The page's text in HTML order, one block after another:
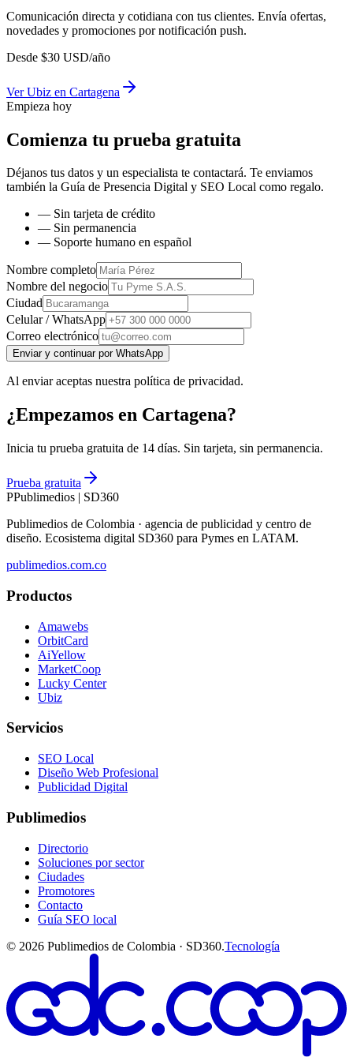
Comunicación directa y cotidiana con tus clientes. Envía ofertas,
novedades y promociones por notificación push.
Desde $30 USD/año
VerUbiz en Cartagena
Empieza hoy
Comienza tu prueba gratuita
Déjanos tus datos y un especialista te contactará. Te enviamos
también la Guía de Presencia Digital y SEO Local como regalo.
— Sin tarjeta de crédito
— Sin permanencia
— Soporte humano en español
Nombre completo
Nombre del negocio
Ciudad
Celular / WhatsApp
Correo electrónico
Enviar y continuar por WhatsApp
Al enviar aceptas nuestra política de privacidad.
¿Empezamos en Cartagena?
Inicia tu prueba gratuita de 14 días. Sin tarjeta, sin permanencia.
Prueba gratuita
PPublimedios | SD360
Publimedios de Colombia · agencia de publicidad y centro de
diseño. Ecosistema digital SD360 para Pymes en LATAM.
publimedios.com.co
Productos
Amawebs
OrbitCard
AiYellow
MarketCoop
Lucky Center
Ubiz
Servicios
SEO Local
Diseño Web Profesional
Publicidad Digital
Publimedios
Directorio
Soluciones por sector
Ciudades
Promotores
Contacto
Guía SEO local
© 2026 Publimedios de Colombia · SD360.Tecnología